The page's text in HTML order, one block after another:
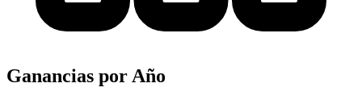
Ganancias por Año